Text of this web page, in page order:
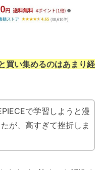
買い集めるのはあまり経
で学習しようと漫
が、高すぎて挫折しま